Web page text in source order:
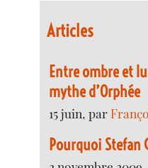
Articles
Entre ombre et
mythe d’Orphée
15 juin, par
Pourquoi Stefan